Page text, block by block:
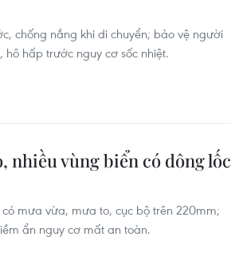
chống nắng khi di chuyển; bảo vệ người
hấp trước nguy cơ sốc nhiệt.
nhiều vùng biển có dông lốc
mưa vừa, mưa to, cục bộ trên 220mm;
ẩn nguy cơ mất an toàn.